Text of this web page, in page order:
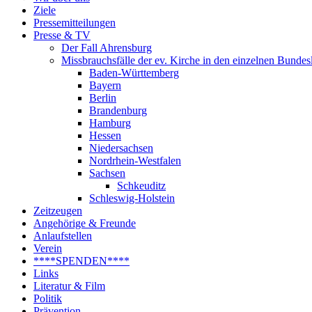
Ziele
Pressemitteilungen
Presse & TV
Der Fall Ahrensburg
Missbrauchsfälle der ev. Kirche in den einzelnen
Baden-Württemberg
Bayern
Berlin
Brandenburg
Hamburg
Hessen
Niedersachsen
Nordrhein-Westfalen
Sachsen
Schkeuditz
Schleswig-Holstein
Zeitzeugen
Angehörige & Freunde
Anlaufstellen
Verein
****SPENDEN****
Links
Literatur & Film
Politik